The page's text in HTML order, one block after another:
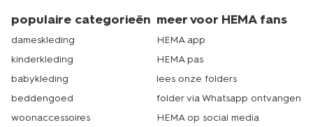
populaire categorieën
dameskleding
kinderkleding
babykleding
beddengoed
woonaccessoires
meer voor HEMA fans
HEMA app
HEMA pas
lees onze folders
folder via Whatsapp ontvangen
HEMA op social media